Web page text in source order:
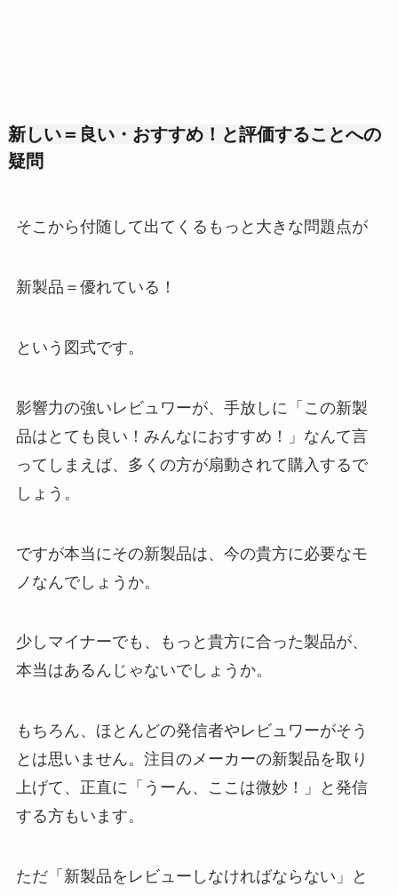
新しい＝良い・おすすめ！と評価することへの
疑問
そこから付随して出てくるもっと大きな問題点が
新製品＝優れている！
という図式です。
影響力の強いレビュワーが、手放しに「この新製
品はとても良い！みんなにおすすめ！」なんて言
ってしまえば、多くの方が扇動されて購入するで
しょう。
ですが本当にその新製品は、今の貴方に必要なモ
ノなんでしょうか。
少しマイナーでも、もっと貴方に合った製品が、
本当はあるんじゃないでしょうか。
もちろん、ほとんどの発信者やレビュワーがそう
とは思いません。注目のメーカーの新製品を取り
上げて、正直に「うーん、ここは微妙！」と発信
する方もいます。
ただ「新製品をレビューしなければならない」と